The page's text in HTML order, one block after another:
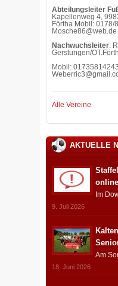
Abteilungsleiter
Kapellenweg 4,
Förtha Mobil: 0178/
Mosche86@web.de
Nachwuchsleiter:
Gerstungen/
Mobil:
Alle Vereine
AKTUELLE
Im
9. Juli 2026
Am
18. Juni 2026